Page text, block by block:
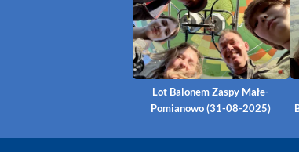
Lot Balonem Zaspy Małe-
Pomianowo (31-08-2025)